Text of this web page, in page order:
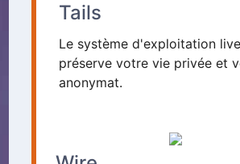
Tails
Le système d'exploitation
préserve votre vie privée et
anonymat.